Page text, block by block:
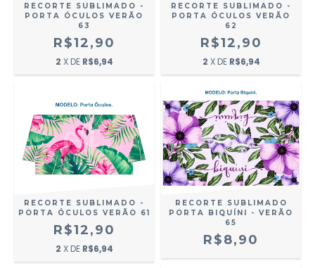
RECORTE SUBLIMADO -
PORTA ÓCULOS VERÃO
63
R$12,90
2 X DE R$6,94
RECORTE SUBLIMADO -
PORTA ÓCULOS VERÃO
62
R$12,90
2 X DE R$6,94
RECORTE SUBLIMADO -
PORTA ÓCULOS VERÃO 61
R$12,90
2 X DE R$6,94
RECORTE SUBLIMADO
PORTA BIQUÍNI - VERÃO
65
R$8,90